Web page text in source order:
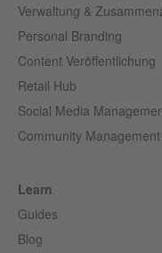
Verwaltung &
Personal Branding
Content Veröffentlichung
Retail Hub
Social Media
Community Management
Learn
Guides
Blog